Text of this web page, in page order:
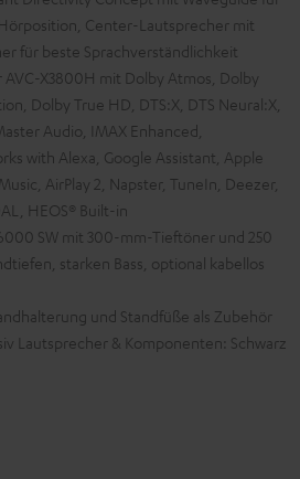
Center-Lautsprecher mit
für beste Sprachverständlichkeit
AVC-X3800H mit Dolby Atmos, Dolby
Dolby True HD, DTS:X, DTS Neural:X,
Audio, IMAX Enhanced,
with Alexa, Google Assistant, Apple
AirPlay 2, Napster, TuneIn, Deezer,
HEOS® Built-in
SW mit 300-mm-Tieftöner und 250
starken Bass, optional kabellos
und Standfüße als Zubehör
Lautsprecher & Komponenten: Schwarz